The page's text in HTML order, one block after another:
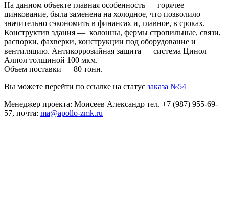
На данном объекте главная особенность — горячее
цинкование, была заменена на холодное, что позволило
значительно сэкономить в финансах и, главное, в сроках.
Конструктив здания — колонны, фермы стропильные, связи,
распорки, фахверки, конструкции под оборудование и
вентиляцию. Антикоррозийная защита — система Цинол +
Алпол толщиной 100 мкм.
Объем поставки — 80 тонн.
Вы можете перейти по ссылке на статус заказа №54
Менеджер проекта: Моисеев Александр тел. +7 (987) 955-69-
57, почта: ma@apollo-zmk.ru